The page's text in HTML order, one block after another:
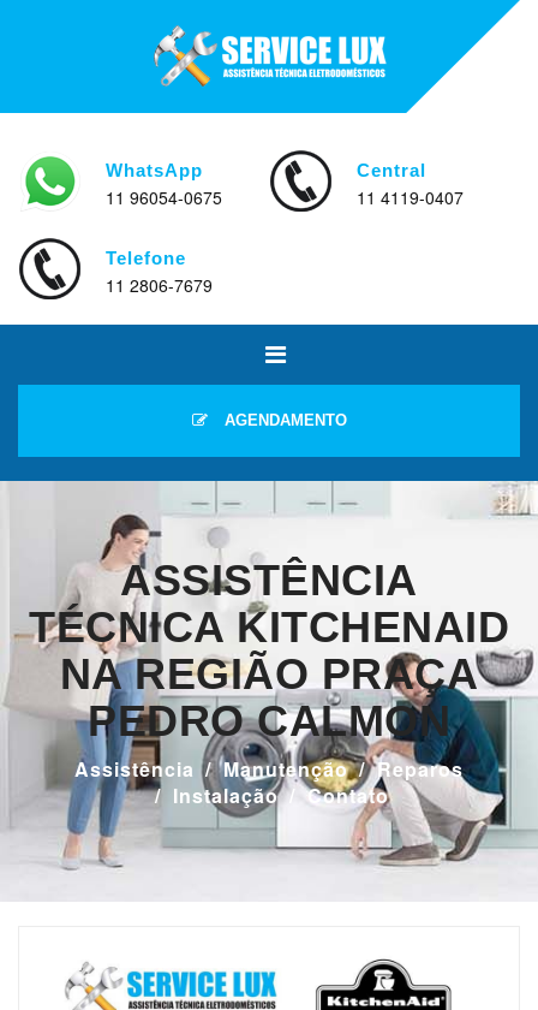
WhatsApp
11 96054-0675
Central
11 4119-0407
Telefone
11 2806-7679
AGENDAMENTO
ASSISTÊNCIA
TÉCNICA KITCHENAID
NA REGIÃO PRAÇA
PEDRO CALMON
Assistência Manutenção
Reparos
Instalação
Contato